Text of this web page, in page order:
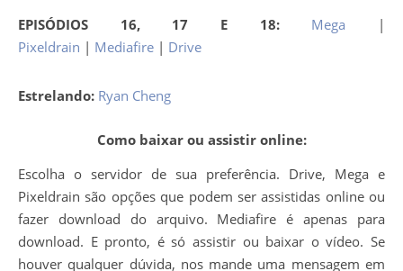
EPISÓDIOS 16, 17 E 18: Mega |
Pixeldrain | Mediafire | Drive
Estrelando: Ryan Cheng
Como baixar ou assistir online:
Escolha o servidor de sua preferência. Drive, Mega e
Pixeldrain são opções que podem ser assistidas online ou
fazer download do arquivo. Mediafire é apenas para
download. E pronto, é só assistir ou baixar o vídeo. Se
houver qualquer dúvida, nos mande uma mensagem em